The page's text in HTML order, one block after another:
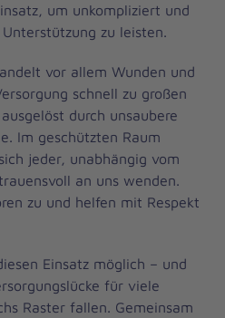
um unkompliziert und
zu leisten.
vor allem Wunden und
schnell zu großen
durch unsaubere
Im geschützten Raum
jeder, unabhängig vom
an uns wenden.
zu und helfen mit Respekt
Einsatz möglich – und
für viele
Raster fallen. Gemeinsam